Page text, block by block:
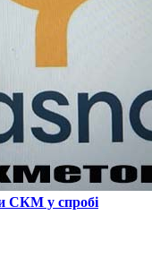
СКМ у спробі